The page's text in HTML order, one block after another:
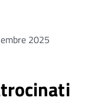
2025